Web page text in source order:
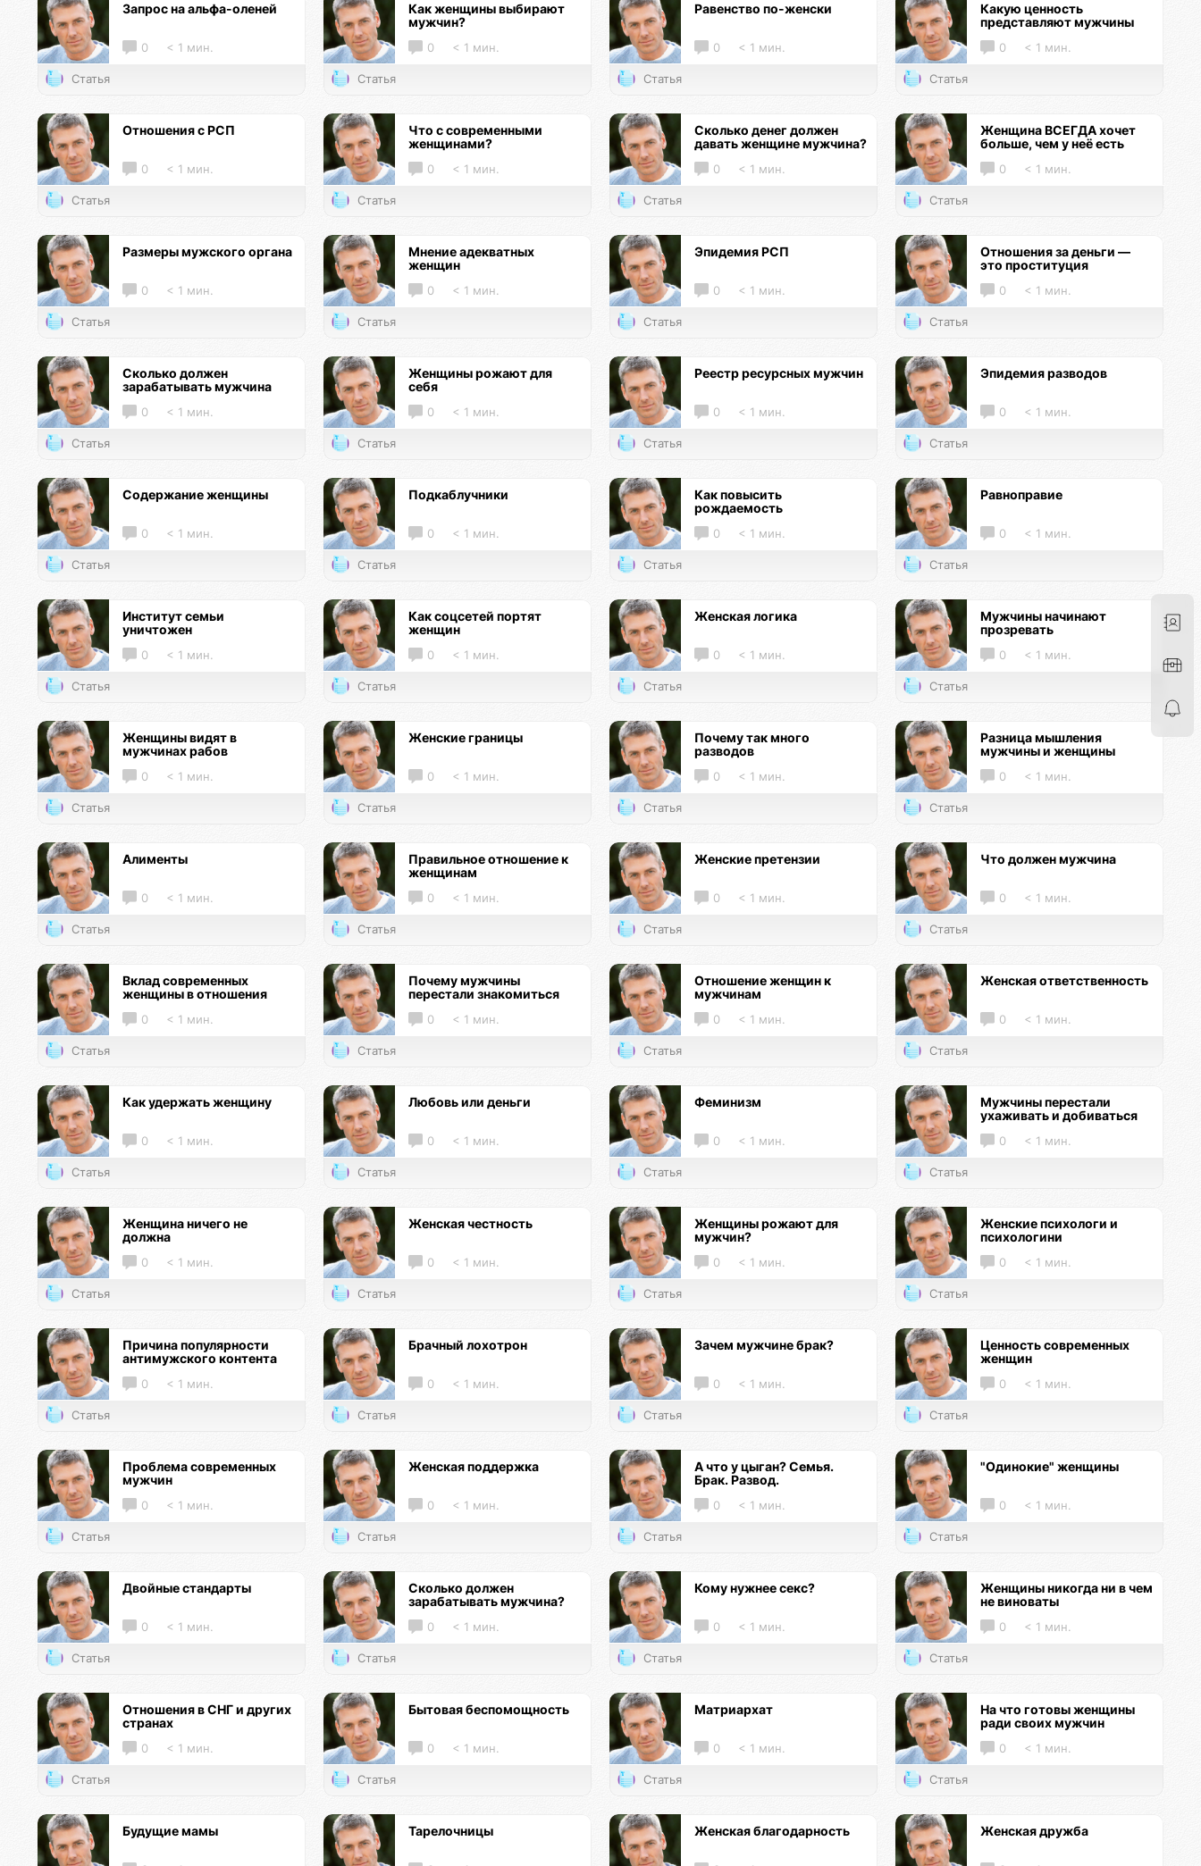
Запрос на альфа-оленей
0 < 1 мин.
Статья
Как женщины выбирают
мужчин?
0 < 1 мин.
Статья
Равенство по-женски
0 < 1 мин.
Статья
Какую ценность
представляют мужчины
0 < 1 мин.
Статья
Отношения с РСП
0 < 1 мин.
Статья
Что с современными
женщинами?
0 < 1 мин.
Статья
Сколько денег должен
давать женщине мужчина?
0 < 1 мин.
Статья
Женщина ВСЕГДА хочет
больше, чем у неё есть
0 < 1 мин.
Статья
Размеры мужского органа
0 < 1 мин.
Статья
Мнение адекватных
женщин
0 < 1 мин.
Статья
Эпидемия РСП
0 < 1 мин.
Статья
Отношения за деньги —
это проституция
0 < 1 мин.
Статья
Сколько должен
зарабатывать мужчина
0 < 1 мин.
Статья
Женщины рожают для
себя
0 < 1 мин.
Статья
Реестр ресурсных мужчин
0 < 1 мин.
Статья
Эпидемия разводов
0 < 1 мин.
Статья
Содержание женщины
0 < 1 мин.
Статья
Подкаблучники
0 < 1 мин.
Статья
Как повысить
рождаемость
0 < 1 мин.
Статья
Равноправие
0 < 1 мин.
Статья
Институт семьи
уничтожен
0 < 1 мин.
Статья
Как соцсетей портят
женщин
0 < 1 мин.
Статья
Женская логика
0 < 1 мин.
Статья
Мужчины начинают
прозревать
0 < 1 мин.
Статья
Женщины видят в
мужчинах рабов
0 < 1 мин.
Статья
Женские границы
0 < 1 мин.
Статья
Почему так много
разводов
0 < 1 мин.
Статья
Разница мышления
мужчины и женщины
0 < 1 мин.
Статья
Алименты
0 < 1 мин.
Статья
Правильное отношение к
женщинам
0 < 1 мин.
Статья
Женские претензии
0 < 1 мин.
Статья
Что должен мужчина
0 < 1 мин.
Статья
Вклад современных
женщины в отношения
0 < 1 мин.
Статья
Почему мужчины
перестали знакомиться
0 < 1 мин.
Статья
Отношение женщин к
мужчинам
0 < 1 мин.
Статья
Женская ответственность
0 < 1 мин.
Статья
Как удержать женщину
0 < 1 мин.
Статья
Любовь или деньги
0 < 1 мин.
Статья
Феминизм
0 < 1 мин.
Статья
Мужчины перестали
ухаживать и добиваться
0 < 1 мин.
Статья
Женщина ничего не
должна
0 < 1 мин.
Статья
Женская честность
0 < 1 мин.
Статья
Женщины рожают для
мужчин?
0 < 1 мин.
Статья
Женские психологи и
психологини
0 < 1 мин.
Статья
Причина популярности
антимужского контента
0 < 1 мин.
Статья
Брачный лохотрон
0 < 1 мин.
Статья
Зачем мужчине брак?
0 < 1 мин.
Статья
Ценность современных
женщин
0 < 1 мин.
Статья
Проблема современных
мужчин
0 < 1 мин.
Статья
Женская поддержка
0 < 1 мин.
Статья
А что у цыган? Семья.
Брак. Развод.
0 < 1 мин.
Статья
"Одинокие" женщины
0 < 1 мин.
Статья
Двойные стандарты
0 < 1 мин.
Статья
Сколько должен
зарабатывать мужчина?
0 < 1 мин.
Статья
Кому нужнее секс?
0 < 1 мин.
Статья
Женщины никогда ни в чем
не виноваты
0 < 1 мин.
Статья
Отношения в СНГ и других
странах
0 < 1 мин.
Статья
Бытовая беспомощность
0 < 1 мин.
Статья
Матриархат
0 < 1 мин.
Статья
На что готовы женщины
ради своих мужчин
0 < 1 мин.
Статья
Будущие мамы Тарелочницы Женская благодарность Женская дружба